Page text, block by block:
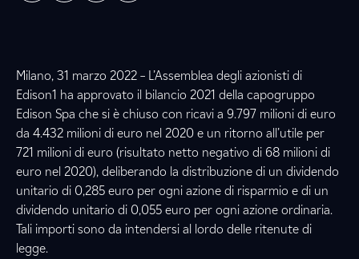
Milano, 31 marzo 2022 – L’Assemblea degli azionisti di
Edison1 ha approvato il bilancio 2021 della capogruppo
Edison Spa che si è chiuso con ricavi a 9.797 milioni di euro
da 4.432 milioni di euro nel 2020 e un ritorno all’utile per
721 milioni di euro (risultato netto negativo di 68 milioni di
euro nel 2020), deliberando la distribuzione di un dividendo
unitario di 0,285 euro per ogni azione di risparmio e di un
dividendo unitario di 0,055 euro per ogni azione ordinaria.
Tali importi sono da intendersi al lordo delle ritenute di
legge.